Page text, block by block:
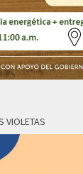
VIOLETAS